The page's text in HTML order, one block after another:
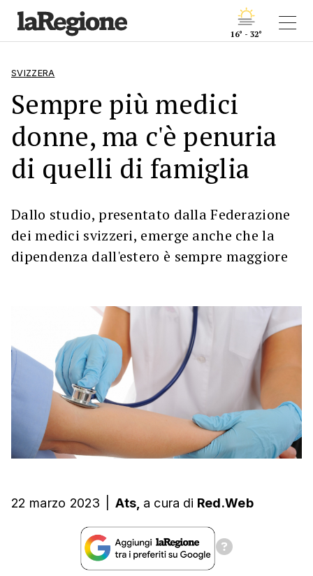
16° - 32°
SVIZZERA
Sempre più medici
donne, ma c'è penuria
di quelli di famiglia
Dallo studio, presentato dalla Federazione
dei medici svizzeri, emerge anche che la
dipendenza dall'estero è sempre maggiore
22 marzo 2023 Ats, a cura di Red.Web